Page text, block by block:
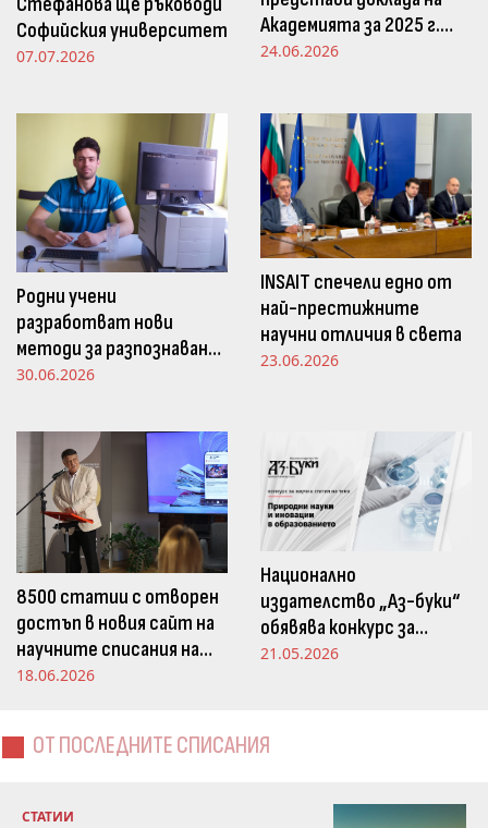
Софийския университет
07.07.2026
Академията за 2025 г.
пред Просветната
24.06.2026
Родни учени
разработват нови
методи за разпознаване
и следене на емоциите
погледа
30.06.2026
INSAIT спечели едно от
най-престижните
научни отличия в света
23.06.2026
8500 статии с отворен
достъп в новия сайт на
научните списания на
Издателство „Аз-буки“
18.06.2026
Национално
издателство „Аз-буки“
обявява конкурс за
научна статия на тема
образованието“
21.05.2026
ОТ ПОСЛЕДНИТЕ СПИСАНИЯ
СТАТИИ